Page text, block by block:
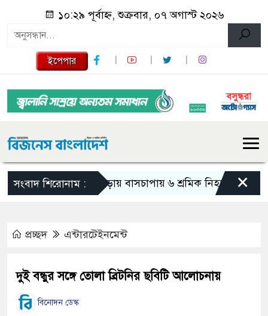
১০:২৯ পূর্বাহ্ন, শুক্রবার, ০৭ অগাস্ট ২০২৬
ইপেপার
সংবাদ শিরোনাম :বগুড়ায় বাসচাপায় ৬ শ্রমিক নিহত ×
প্রচ্ছদ এন্টারটেইনমেন্ট
দুই বন্ধুর সঙ্গে তোলা ব্রিটনির ছবিটি আলোচনায়
বিনোদন ডেস্ক